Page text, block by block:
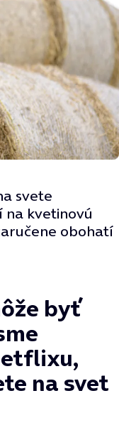
svete
na kvetinovú
obohatí
byť
na svet